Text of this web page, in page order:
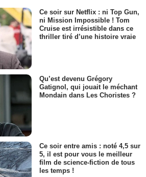
Ce soir sur Netflix : ni Top Gun,
ni Mission Impossible ! Tom
Cruise est irrésistible dans ce
thriller tiré d’une histoire vraie
Qu’est devenu Grégory
Gatignol, qui jouait le méchant
Mondain dans Les Choristes ?
Ce soir entre amis : noté 4,5 sur
5, il est pour vous le meilleur
film de science-fiction de tous
les temps !